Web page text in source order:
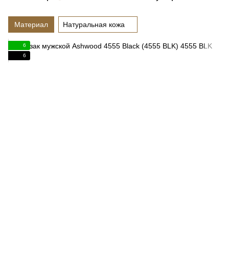
Материал Натуральная кожа
6
6